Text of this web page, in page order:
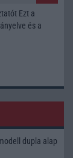
Ezt a
és a
dupla alap